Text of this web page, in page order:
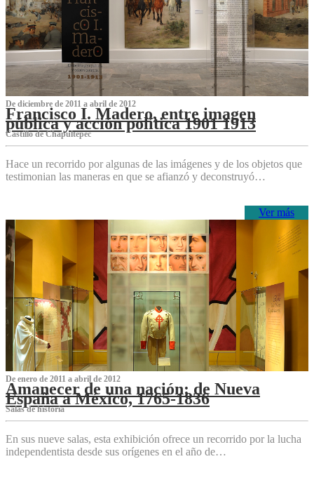
De diciembre de 2011 a abril de 2012
Francisco I. Madero, entre imagen
pública y acción política 1901 1913
Castillo de Chapultepec
Hace un recorrido por algunas de las imágenes y de los objetos que
testimonian las maneras en que se afianzó y deconstruyó…
Ver más
De enero de 2011 a abril de 2012
Amanecer de una nación: de Nueva
España a México, 1765-1836
Salas de historia
En sus nueve salas, esta exhibición ofrece un recorrido por la lucha
independentista desde sus orígenes en el año de…